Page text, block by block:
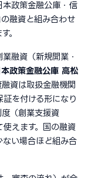
本政策金融公庫・信
融資と組み合わせ
。
業融資（新規開業・
本政策金融公庫 高松
資は取扱金融機関
証を付ける形になり
（創業支援資
えます。国の融資
ない場合ほど組み合